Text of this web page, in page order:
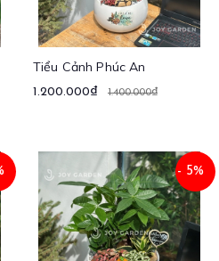
Tiểu Cảnh Phúc An
1.200.000₫ 1.400.000₫
- 5%